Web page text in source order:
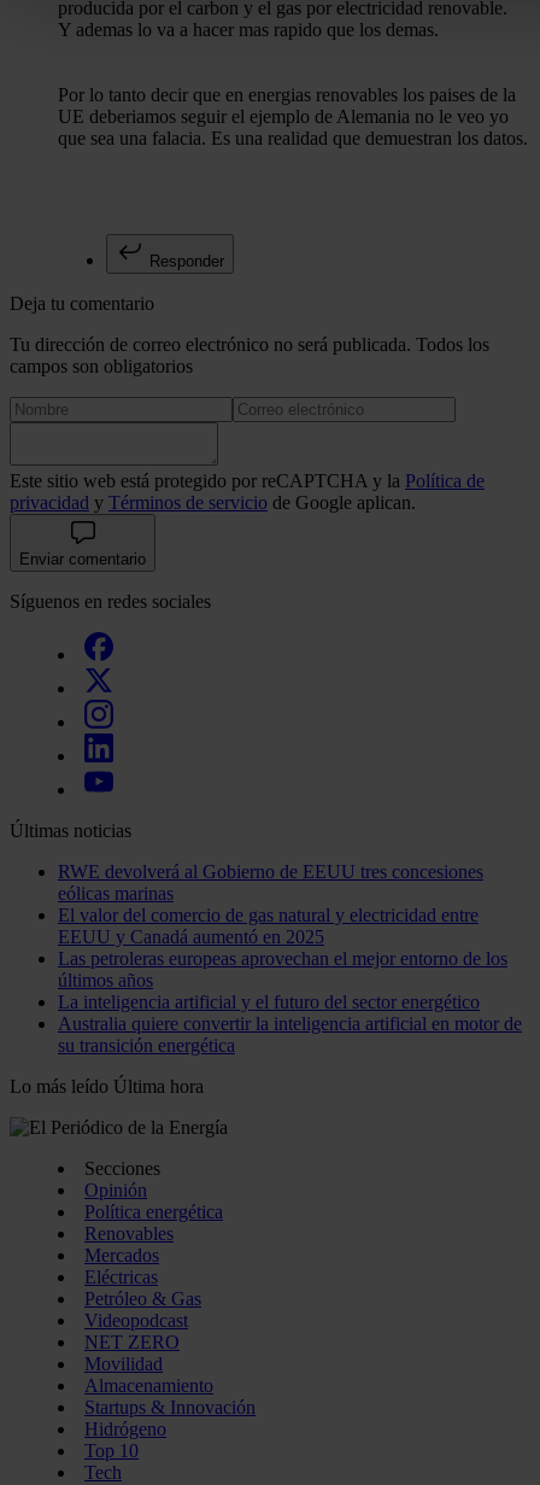
Las cookies de este sitio web se usan para personalizar el
quienes pueden combinarla con otra información que les
recopilado a partir del uso que haya hecho de sus servicios.
producida por el carbon y el gas por electricidad renovable.
Y ademas lo va a hacer mas rapido que los demas.
Por lo tanto decir que en energias renovables los paises de la
UE deberiamos seguir el ejemplo de Alemania no le veo yo
que sea una falacia. Es una realidad que demuestran los datos.
Responder
Deja tu comentario
Tu dirección de correo electrónico no será publicada. Todos los
campos son obligatorios
Este sitio web está protegido por reCAPTCHA y la Política de
privacidad y Términos de servicio de Google aplican.
Enviar comentario
Síguenos en redes sociales
Últimas noticias
RWE devolverá al Gobierno de EEUU tres concesiones
eólicas marinas
El valor del comercio de gas natural y electricidad entre
EEUU y Canadá aumentó en 2025
Las petroleras europeas aprovechan el mejor entorno de los
últimos años
La inteligencia artificial y el futuro del sector energético
Australia quiere convertir la inteligencia artificial en motor de
su transición energética
Lo más leído Última hora
Secciones
Opinión
Política energética
Renovables
Mercados
Eléctricas
Petróleo & Gas
Videopodcast
NET ZERO
Movilidad
Almacenamiento
Startups & Innovación
Hidrógeno
Top 10
Tech